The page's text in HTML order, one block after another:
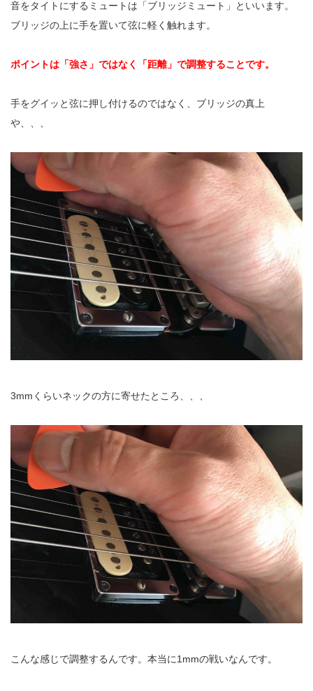
音をタイトにするミュートは「ブリッジミュート」といいます。
ブリッジの上に手を置いて弦に軽く触れます。
ポイントは「強さ」ではなく「距離」で調整することです。
手をグイッと弦に押し付けるのではなく、ブリッジの真上
や、、、
3mmくらいネックの方に寄せた ところ、、、
こんな感じで調整するんです。本当に1mmの戦いなんです。